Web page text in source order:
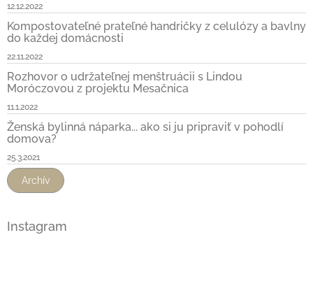
12.12.2022
Kompostovateľné prateľné handričky z celulózy a bavlny
do každej domácnosti
22.11.2022
Rozhovor o udržateľnej menštruácii s Lindou
Moróczovou z projektu Mesačnica
11.1.2022
Ženská bylinná náparka... ako si ju pripraviť v pohodlí
domova?
25.3.2021
Archív
Instagram